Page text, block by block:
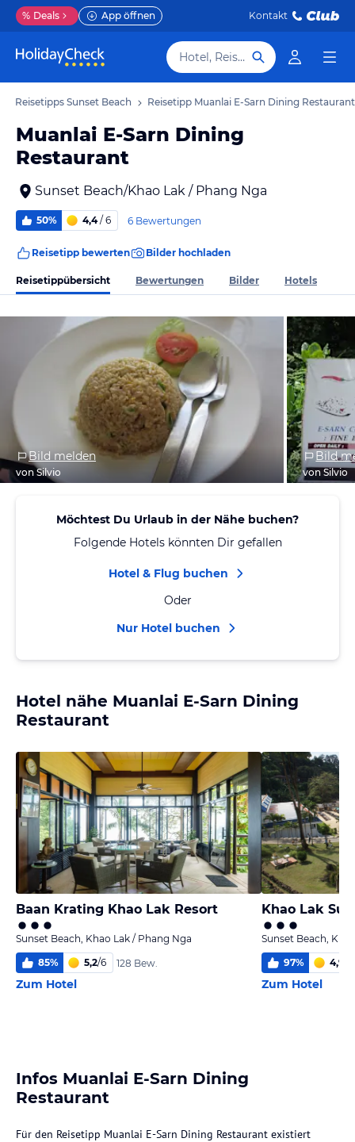
% Deals App öffnen Kontakt
Hotel, Reiseziel
Reisetipps Sunset Beach Reisetipp Muanlai E-Sarn Dining Restaurant
Muanlai E-Sarn Dining
Restaurant
Sunset Beach/Khao Lak / Phang Nga
50% 4,4/ 6 6 Bewertungen
Reisetipp bewerten Bilder hochladen
Reisetippübersicht Bewertungen Bilder Hotels
Bild melden
von Silvio
Bild
von Silvio
Möchtest Du Urlaub in der Nähe buchen?
Folgende Hotels könnten Dir gefallen
Hotel & Flug buchen
Oder
Nur Hotel buchen
Hotel nähe Muanlai E-Sarn Dining
Restaurant
Baan Krating Khao Lak Resort
Sunset Beach, Khao Lak / Phang Nga
85% 5,2/6 128 Bew.
Zum Hotel
Khao Lak
Sunset Beach,
97% 4,9
Zum Hotel
Infos Muanlai E-Sarn Dining
Restaurant
Für den Reisetipp Muanlai E-Sarn Dining Restaurant existiert